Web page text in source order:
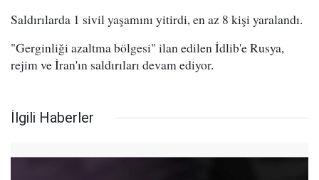
Saldırılarda 1 sivil yaşamını yitirdi, en az 8 kişi yaralandı.
"Gerginliği azaltma bölgesi" ilan edilen İdlib'e Rusya,
rejim ve İran'ın saldırıları devam ediyor.
İlgili Haberler